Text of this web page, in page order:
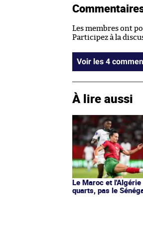
Les membres ont
Participez à la
Voir les 4
À lire aussi
Le Maroc et l'Algérie
quarts, pas le